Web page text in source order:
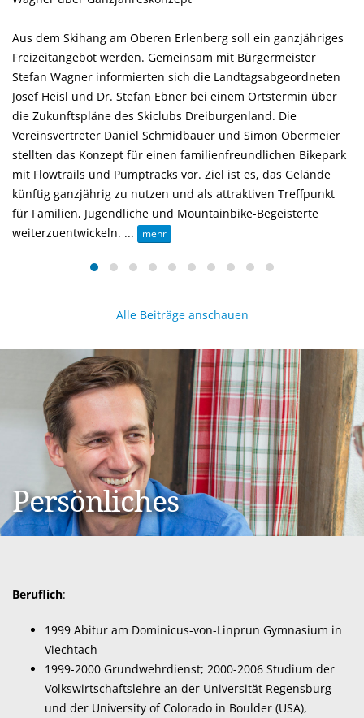
Aus dem Skihang am Oberen Erlenberg soll ein ganzjähriges
Freizeitangebot werden. Gemeinsam mit Bürgermeister
Stefan Wagner informierten sich die Landtagsabgeordneten
Josef Heisl und Dr. Stefan Ebner bei einem Ortstermin über
die Zukunftspläne des Skiclubs Dreiburgenland. Die
Vereinsvertreter Daniel Schmidbauer und Simon Obermeier
stellten das Konzept für einen familienfreundlichen Bikepark
mit Flowtrails und Pumptracks vor. Ziel ist es, das Gelände
künftig ganzjährig zu nutzen und als attraktiven Treffpunkt
für Familien, Jugendliche und Mountainbike-Begeisterte
weiterzuentwickeln. ...
mehr
Alle Beiträge anschauen
Persönliches
Beruflich:
1999 Abitur am Dominicus-von-Linprun Gymnasium in
Viechtach
1999-2000 Grundwehrdienst; 2000-2006 Studium der
Volkswirtschaftslehre an der Universität Regensburg
und der University of Colorado in Boulder (USA),